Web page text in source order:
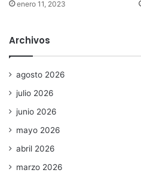
enero 11, 2023
Archivos
agosto 2026
julio 2026
junio 2026
mayo 2026
abril 2026
marzo 2026